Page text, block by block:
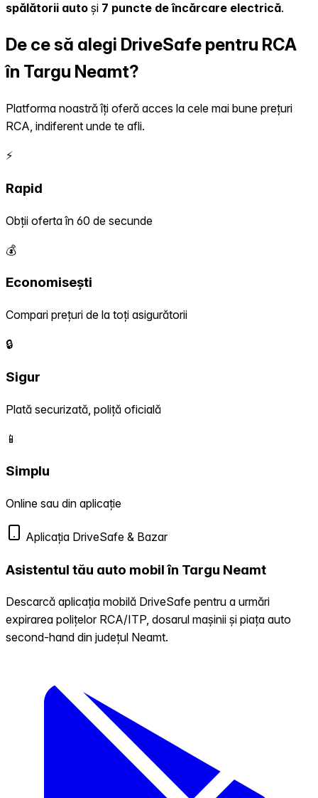
spălătorii auto și 7 puncte de încărcare electrică.
De ce să alegi DriveSafe pentru RCA
în Targu Neamt?
Platforma noastră îți oferă acces la cele mai bune prețuri
RCA, indiferent unde te afli.
⚡
Rapid
Obții oferta în 60 de secunde
💰
Economisești
Compari prețuri de la toți asigurătorii
🔒
Sigur
Plată securizată, poliță oficială
📱
Simplu
Online sau din aplicație
Aplicația DriveSafe & Bazar
Asistentul tău auto mobil în Targu Neamt
Descarcă aplicația mobilă DriveSafe pentru a urmări
expirarea polițelor RCA/ITP, dosarul mașinii și piața auto
second-hand din județul Neamt.